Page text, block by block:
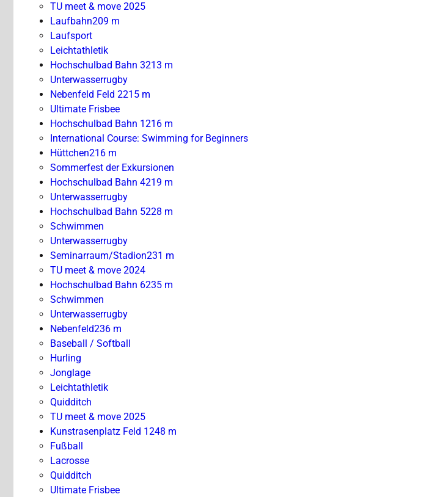
TU meet & move 2025
Laufbahn209 m
Laufsport
Leichtathletik
Hochschulbad Bahn 3213 m
Unterwasserrugby
Nebenfeld Feld 2215 m
Ultimate Frisbee
Hochschulbad Bahn 1216 m
International Course: Swimming for Beginners
Hüttchen216 m
Sommerfest der Exkursionen
Hochschulbad Bahn 4219 m
Unterwasserrugby
Hochschulbad Bahn 5228 m
Schwimmen
Unterwasserrugby
Seminarraum/Stadion231 m
TU meet & move 2024
Hochschulbad Bahn 6235 m
Schwimmen
Unterwasserrugby
Nebenfeld236 m
Baseball / Softball
Hurling
Jonglage
Leichtathletik
Quidditch
TU meet & move 2025
Kunstrasenplatz Feld 1248 m
Fußball
Lacrosse
Quidditch
Ultimate Frisbee